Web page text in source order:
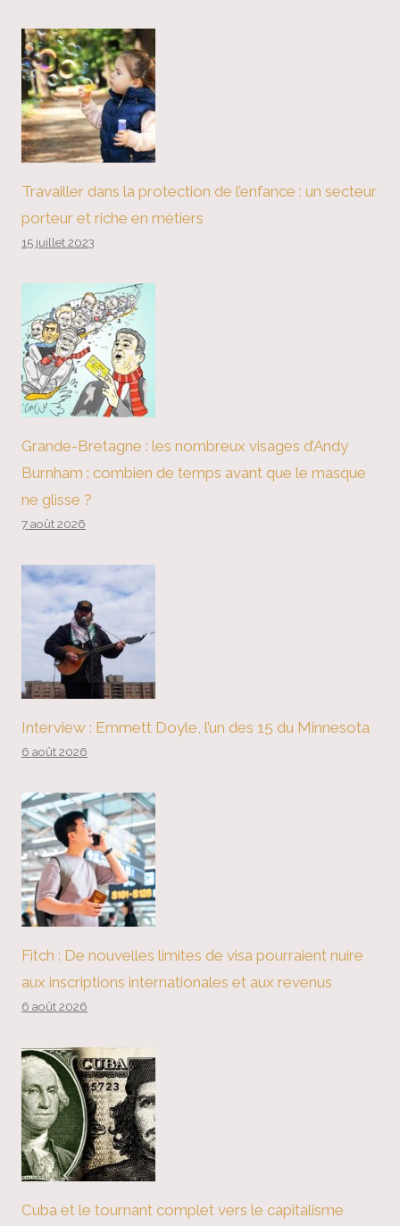
Travailler dans la protection de l’enfance : un secteur
porteur et riche en métiers
15 juillet 2023
Grande-Bretagne : les nombreux visages d’Andy
Burnham : combien de temps avant que le masque
ne glisse ?
7 août 2026
Interview : Emmett Doyle, l’un des 15 du Minnesota
6 août 2026
Fitch : De nouvelles limites de visa pourraient nuire
aux inscriptions internationales et aux revenus
6 août 2026
Cuba et le tournant complet vers le capitalisme